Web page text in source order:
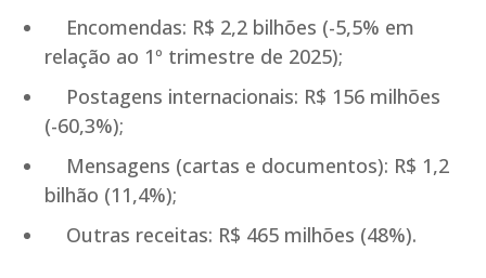
Encomendas: R$ 2,2 bilhões (-5,5% em
relação ao 1º trimestre de 2025);
Postagens internacionais: R$ 156 milhões
(-60,3%);
Mensagens (cartas e documentos): R$ 1,2
bilhão (11,4%);
Outras receitas: R$ 465 milhões (48%).